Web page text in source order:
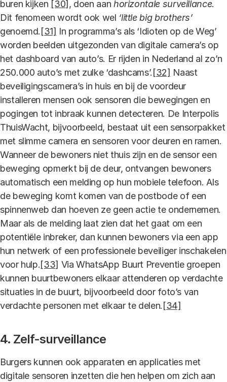
buren kijken [30] , doen aan horizontale surveillance.
Dit fenomeen wordt ook wel ‘little big brothers’
genoemd. [31] In programma’s als ‘Idioten op de Weg’
worden beelden uitgezonden van digitale camera’s op
het dashboard van auto’s. Er rijden in Nederland al zo’n
250.000 auto’s met zulke ‘dashcams’. [32] Naast
beveiligingscamera’s in huis en bij de voordeur
installeren mensen ook sensoren die bewegingen en
pogingen tot inbraak kunnen detecteren. De Interpolis
ThuisWacht, bijvoorbeeld, bestaat uit een sensorpakket
met slimme camera en sensoren voor deuren en ramen.
Wanneer de bewoners niet thuis zijn en de sensor een
beweging opmerkt bij de deur, ontvangen bewoners
automatisch een melding op hun mobiele telefoon. Als
de beweging komt komen van de postbode of een
spinnenweb dan hoeven ze geen actie te ondernemen.
Maar als de melding laat zien dat het gaat om een
potentiële inbreker, dan kunnen bewoners via een app
hun netwerk of een professionele beveiliger inschakelen
voor hulp.[33] Via WhatsApp Buurt Preventie groepen
kunnen buurtbewoners elkaar attenderen op verdachte
situaties in de buurt, bijvoorbeeld door foto’s van
verdachte personen met elkaar te delen. [34]
4. Zelf-surveillance
Burgers kunnen ook apparaten en applicaties met
digitale sensoren inzetten die hen helpen om zich aan